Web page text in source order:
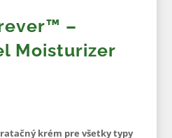
–
Moisturizer
krém pre všetky typy